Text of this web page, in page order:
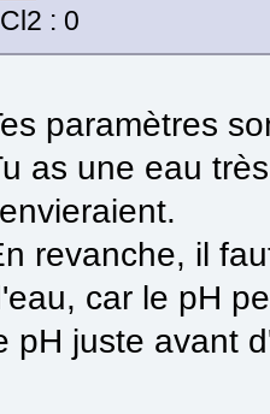
Cl2 : 0
paramètres
as une eau
revanche, il
car le pH
pH juste avant